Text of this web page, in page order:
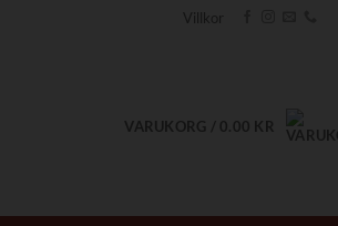
Villkor
VARUKORG / 0.00 KR